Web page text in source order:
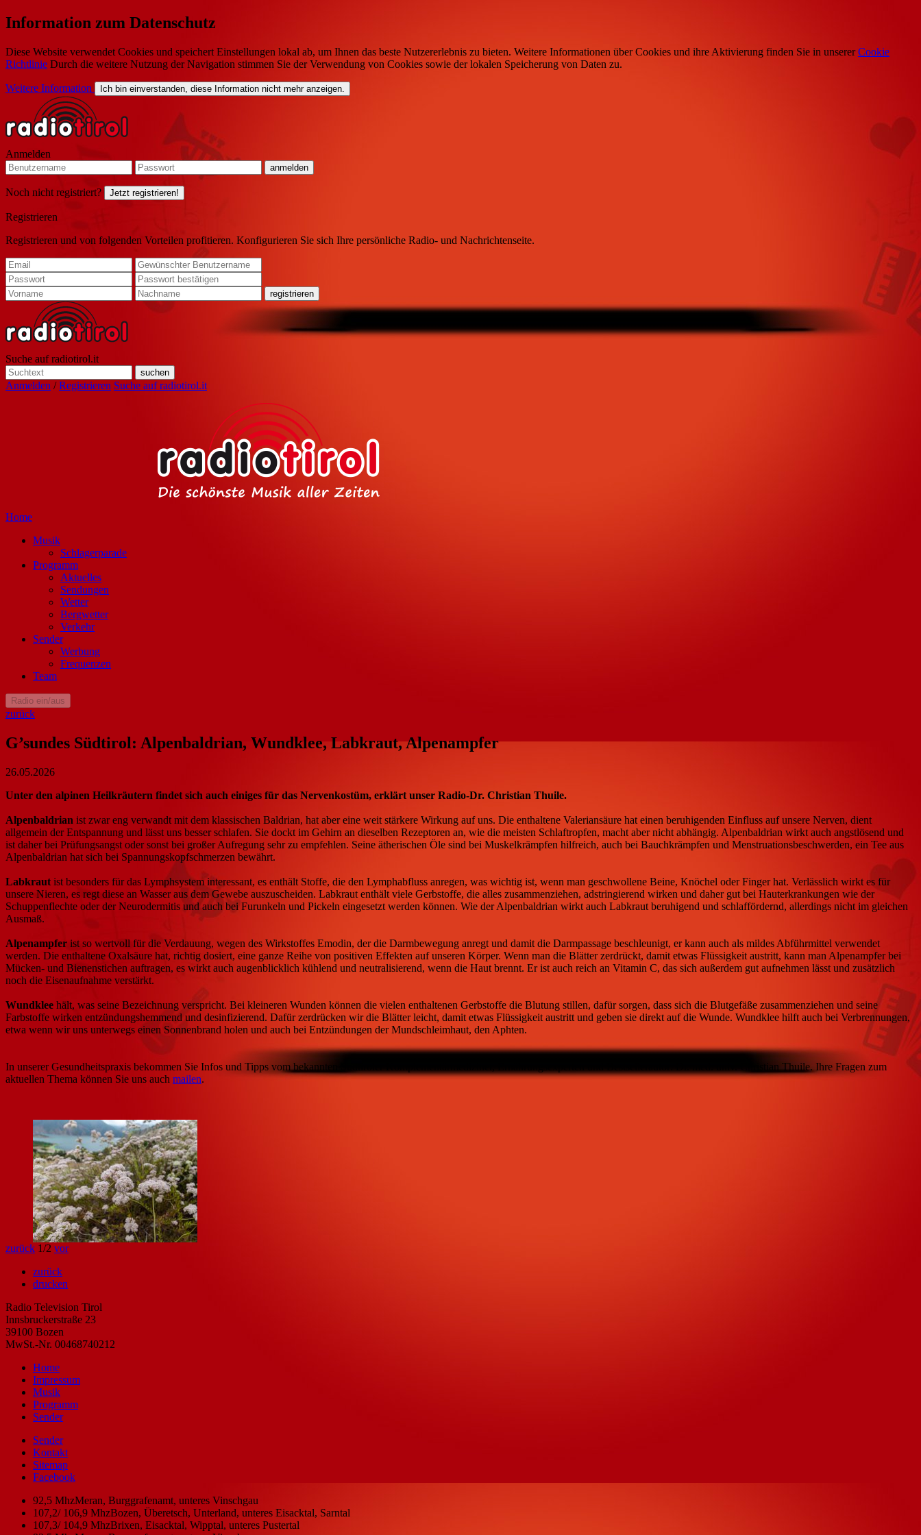
Information zum Datenschutz
Diese Website verwendet Cookies und speichert Einstellungen lokal ab, um Ihnen das beste Nutzererlebnis zu bieten. Weitere Informationen über Cookies und ihre Aktivierung finden Sie in unsererCookie
Richtlinie Durch die weitere Nutzung der Navigation stimmen Sie der Verwendung von Cookies sowie der lokalen Speicherung von Daten zu.
Weitere Information Ich bin einverstanden, diese Information nicht mehr anzeigen.
Anmelden
Noch nicht registriert? Jetzt registrieren!
Registrieren
Registrieren und von folgenden Vorteilen profitieren. Konfigurieren Sie sich Ihre persönliche Radio- und Nachrichtenseite.
Suche auf radiotirol.it
Anmelden /Registrieren Suche auf radiotirol.it
Home
Musik
Schlagerparade
Programm
Aktuelles
Sendungen
Wetter
Bergwetter
Verkehr
Sender
Werbung
Frequenzen
Team
Radio ein/aus
zurück
G’sundes Südtirol: Alpenbaldrian, Wundklee, Labkraut, Alpenampfer
26.05.2026
Unter den alpinen Heilkräutern findet sich auch einiges für das Nervenkostüm, erklärt unser Radio-Dr. Christian Thuile.
Alpenbaldrian ist zwar eng verwandt mit dem klassischen Baldrian, hat aber eine weit stärkere Wirkung auf uns. Die enthaltene Valeriansäure hat einen beruhigenden Einfluss auf unsere Nerven, dient
allgemein der Entspannung und lässt uns besser schlafen. Sie dockt im Gehirn an dieselben Rezeptoren an, wie die meisten Schlaftropfen, macht aber nicht abhängig. Alpenbaldrian wirkt auch angstlösend und
ist daher bei Prüfungsangst oder sonst bei großer Aufregung sehr zu empfehlen. Seine ätherischen Öle sind bei Muskelkrämpfen hilfreich, auch bei Bauchkrämpfen und Menstruationsbeschwerden, ein Tee aus
Alpenbaldrian hat sich bei Spannungskopfschmerzen bewährt.
Labkraut ist besonders für das Lymphsystem interessant, es enthält Stoffe, die den Lymphabfluss anregen, was wichtig ist, wenn man geschwollene Beine, Knöchel oder Finger hat. Verlässlich wirkt es für
unsere Nieren, es regt diese an Wasser aus dem Gewebe auszuscheiden. Labkraut enthält viele Gerbstoffe, die alles zusammenziehen, adstringierend wirken und daher gut bei Hauterkrankungen wie der
Schuppenflechte oder der Neurodermitis und auch bei Furunkeln und Pickeln eingesetzt werden können. Wie der Alpenbaldrian wirkt auch Labkraut beruhigend und schlaffördernd, allerdings nicht im gleichen
Ausmaß.
Alpenampfer ist so wertvoll für die Verdauung, wegen des Wirkstoffes Emodin, der die Darmbewegung anregt und damit die Darmpassage beschleunigt, er kann auch als mildes Abführmittel verwendet
werden. Die enthaltene Oxalsäure hat, richtig dosiert, eine ganze Reihe von positiven Effekten auf unseren Körper. Wenn man die Blätter zerdrückt, damit etwas Flüssigkeit austritt, kann man Alpenampfer bei
Mücken- und Bienenstichen auftragen, es wirkt auch augenblicklich kühlend und neutralisierend, wenn die Haut brennt. Er ist auch reich an Vitamin C, das sich außerdem gut aufnehmen lässt und zusätzlich
noch die Eisenaufnahme verstärkt.
Wundklee hält, was seine Bezeichnung verspricht. Bei kleineren Wunden können die vielen enthaltenen Gerbstoffe die Blutung stillen, dafür sorgen, dass sich die Blutgefäße zusammenziehen und seine
Farbstoffe wirken entzündungshemmend und desinfizierend. Dafür zerdrücken wir die Blätter leicht, damit etwas Flüssigkeit austritt und geben sie direkt auf die Wunde. Wundklee hilft auch bei Verbrennungen,
etwa wenn wir uns unterwegs einen Sonnenbrand holen und auch bei Entzündungen der Mundschleimhaut, den Aphten.
In unserer Gesundheitspraxis bekommen Sie Infos und Tipps vom bekannten Südtiroler Komplementärmediziner, Ernährungsexperten und Bestsellerautor: Dr. med. univ. Christian Thuile. Ihre Fragen zum
aktuellen Thema können Sie uns auch mailen.
zurück 1/2 vor
zurück
drucken
Radio Television Tirol
Innsbruckerstraße 23
39100 Bozen
MwSt.-Nr. 00468740212
Home
Impressum
Musik
Programm
Sender
Sender
Kontakt
Sitemap
Facebook
92,5 MhzMeran, Burggrafenamt, unteres Vinschgau
107,2/ 106,9 MhzBozen, Überetsch, Unterland, unteres Eisacktal, Sarntal
107,3/ 104,9 MhzBrixen, Eisacktal, Wipptal, unteres Pustertal